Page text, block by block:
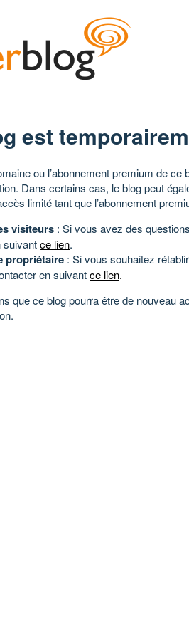
est
ou l’abonnement premium de ce
Dans certains cas, le blog peut
limité tant que l’abonnement
visiteurs : Si vous avez des
suivantce lien.
propriétaire : Si vous souhaitez
en suivantce lien.
que ce blog pourra être de nouveau